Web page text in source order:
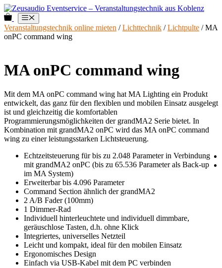
Zum
Inhalt
springen
Menü
Veranstaltungstechnik online mieten /Lichttechnik /Lichtpulte / MA
onPC command wing
MA onPC command wing
Mit dem MA onPC command wing hat MA Lighting ein Produkt
entwickelt, das ganz für den flexiblen und mobilen Einsatz ausgelegt
ist und gleichzeitig die komfortablen
Programmierungsmöglichkeiten der grandMA2 Serie bietet. In
Kombination mit grandMA2 onPC wird das MA onPC command
wing zu einer leistungsstarken Lichtsteuerung.
Echtzeitsteuerung für bis zu 2.048 Parameter in Verbindung
mit grandMA2 onPC (bis zu 65.536 Parameter als Back-up
im MA System)
Erweiterbar bis 4.096 Parameter
Command Section ähnlich der grandMA2
2 A/B Fader (100mm)
1 Dimmer-Rad
Individuell hinterleuchtete und individuell dimmbare,
geräuschlose Tasten, d.h. ohne Klick
Integriertes, universelles Netzteil
Leicht und kompakt, ideal für den mobilen Einsatz
Ergonomisches Design
Einfach via USB-Kabel mit dem PC verbinden